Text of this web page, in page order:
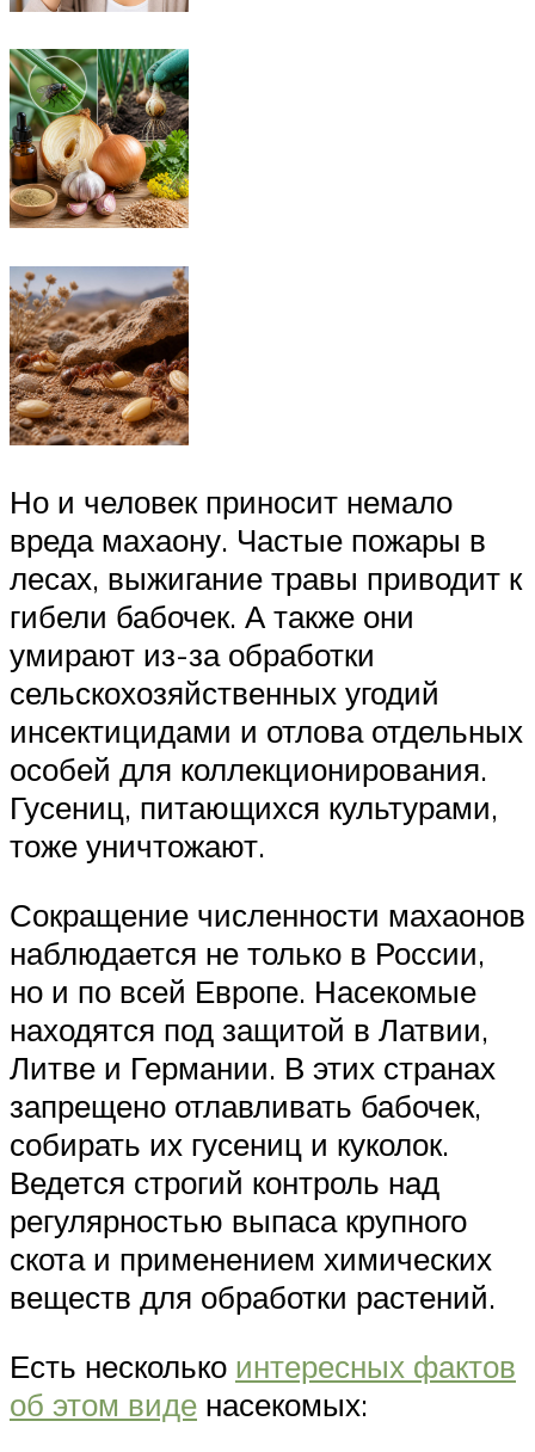
Но и человек приносит немало
вреда махаону. Частые пожары в
лесах, выжигание травы приводит к
гибели бабочек. А также они
умирают из-за обработки
сельскохозяйственных угодий
инсектицидами и отлова отдельных
особей для коллекционирования.
Гусениц, питающихся культурами,
тоже уничтожают.
Сокращение численности махаонов
наблюдается не только в России,
но и по всей Европе. Насекомые
находятся под защитой в Латвии,
Литве и Германии. В этих странах
запрещено отлавливать бабочек,
собирать их гусениц и куколок.
Ведется строгий контроль над
регулярностью выпаса крупного
скота и применением химических
веществ для обработки растений.
Есть несколько интересных фактов
об этом виде насекомых: